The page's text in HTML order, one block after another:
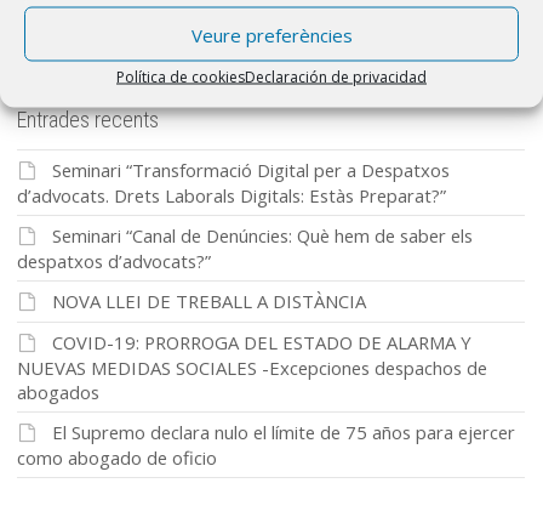
Veure preferències
Política de cookiesDeclaración de privacidad
Entrades recents
Seminari “Transformació Digital per a Despatxos
d’advocats. Drets Laborals Digitals: Estàs Preparat?”
Seminari “Canal de Denúncies: Què hem de saber els
despatxos d’advocats?”
NOVA LLEI DE TREBALL A DISTÀNCIA
COVID-19: PRORROGA DEL ESTADO DE ALARMA Y
NUEVAS MEDIDAS SOCIALES -Excepciones despachos de
abogados
El Supremo declara nulo el límite de 75 años para ejercer
como abogado de oficio